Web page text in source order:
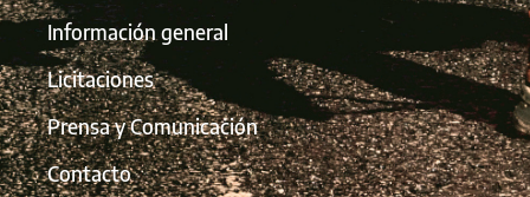
Información general
Licitaciones
Prensa y Comunicación
Contacto